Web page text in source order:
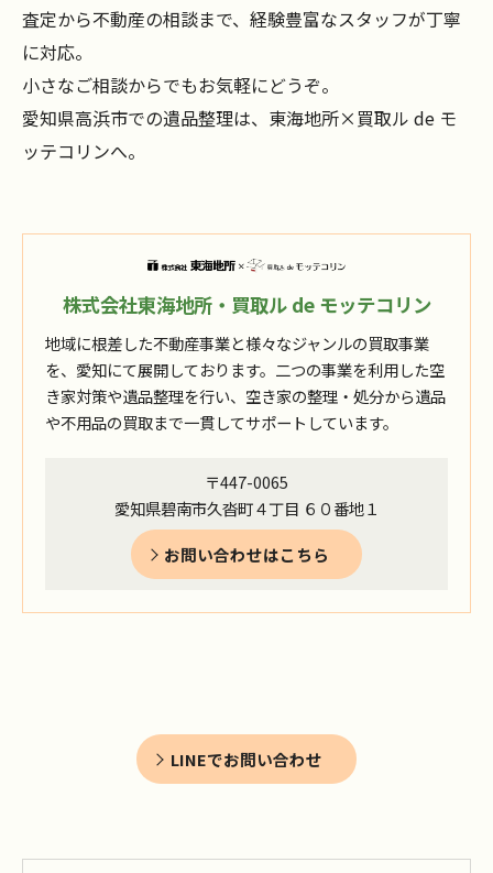
査定から不動産の相談まで、経験豊富なスタッフが丁寧
に対応。
小さなご相談からでもお気軽にどうぞ。
愛知県高浜市での遺品整理は、東海地所×買取ル de モ
ッテコリンへ。
株式会社東海地所・買取ル de モッテコリン
地域に根差した不動産事業と様々なジャンルの買取事業
を、愛知にて展開しております。二つの事業を利用した空
き家対策や遺品整理を行い、空き家の整理・処分から遺品
や不用品の買取まで一貫してサポートしています。
〒447-0065
愛知県碧南市久沓町４丁目 ６０番地１
お問い合わせはこちら
LINEでお問い合わせ